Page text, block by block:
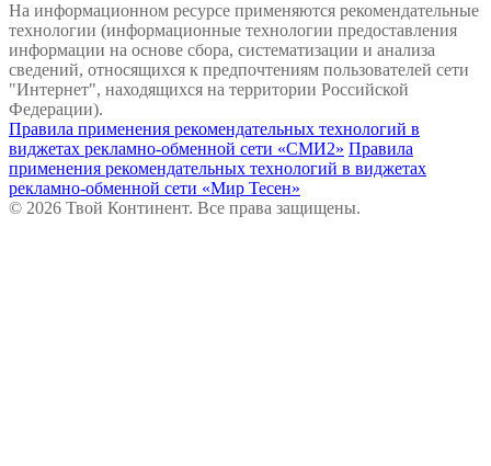
На информационном ресурсе применяются рекомендательные
технологии (информационные технологии предоставления
информации на основе сбора, систематизации и анализа
сведений, относящихся к предпочтениям пользователей сети
"Интернет", находящихся на территории Российской
Федерации).
Правила применения рекомендательных технологий в
виджетах рекламно-обменной сети «СМИ2» Правила
применения рекомендательных технологий в виджетах
рекламно-обменной сети «Мир Тесен»
© 2026 Твой Континент. Все права защищены.